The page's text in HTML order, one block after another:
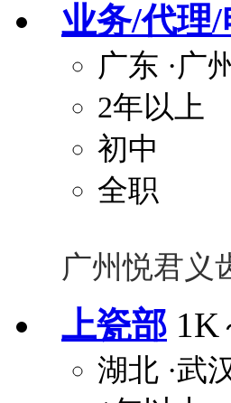
业务/代理/
广东 ·广州
2年以上
初中
全职
广州悦君义
上瓷部 1K
湖北 ·武